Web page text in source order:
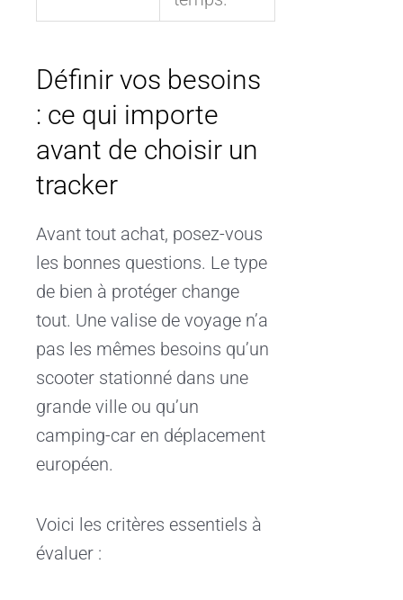
Définir vos besoins
: ce qui importe
avant de choisir un
tracker
Avant tout achat, posez-vous
les bonnes questions. Le type
de bien à protéger change
tout. Une valise de voyage n’a
pas les mêmes besoins qu’un
scooter stationné dans une
grande ville ou qu’un
camping-car en déplacement
européen.
Voici les critères essentiels à
évaluer :